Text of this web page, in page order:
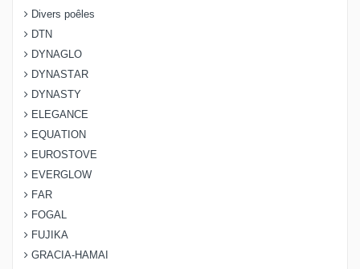
Divers poêles
DTN
DYNAGLO
DYNASTAR
DYNASTY
ELEGANCE
EQUATION
EUROSTOVE
EVERGLOW
FAR
FOGAL
FUJIKA
GRACIA-HAMAI